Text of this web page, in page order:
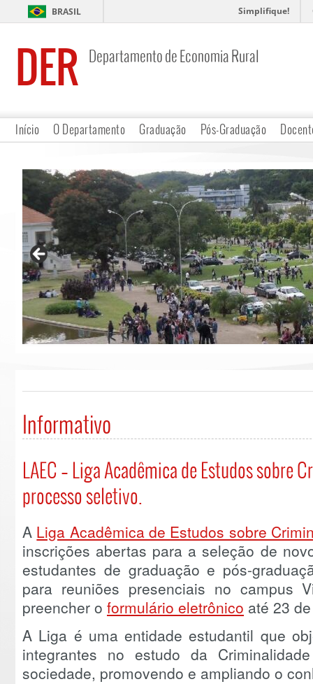
BRASIL Simplifique!
DER Departamento de Economia Rural
Início O Departamento Graduação Pós-Graduação
Informativo
LAEC – Liga Acadêmica de Estudos sobre
processo seletivo.
A Liga Acadêmica de Estudos sobre
inscrições abertas para a seleção de
estudantes de graduação e pós-
para reuniões presenciais no campus
preencher o formulário eletrônico até 23
A Liga é uma entidade estudantil que
integrantes no estudo da
sociedade, promovendo e ampliando o